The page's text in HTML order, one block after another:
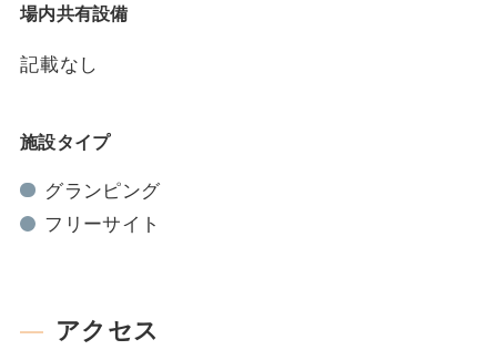
場内共有設備
記載なし
施設タイプ
グランピング
フリーサイト
アクセス